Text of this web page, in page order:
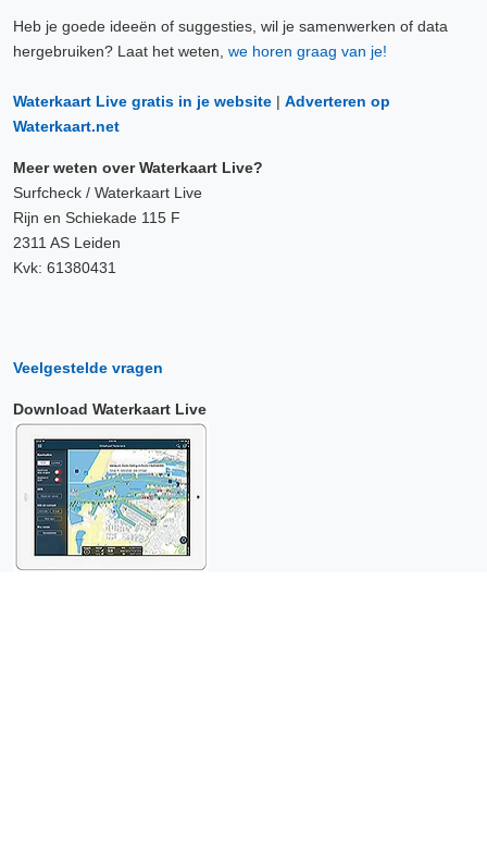
Heb je goede ideeën of suggesties, wil je samenwerken of data
hergebruiken? Laat het weten, we horen graag van je!
Waterkaart Live gratis in je website | Adverteren op
Waterkaart.net
Meer weten over Waterkaart Live?
Surfcheck / Waterkaart Live
Rijn en Schiekade 115 F
2311 AS Leiden
Kvk: 61380431
Veelgestelde vragen
Download Waterkaart Live